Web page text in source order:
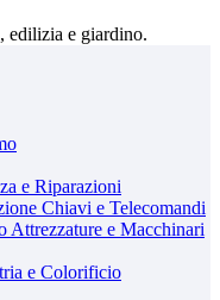
edilizia e giardino.
e Riparazioni
Chiavi e Telecomandi
Attrezzature e Macchinari
e Colorificio